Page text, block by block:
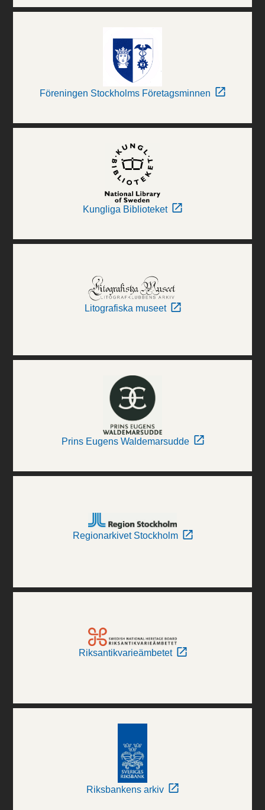
Föreningen Stockholms Företagsminnen
Kungliga Biblioteket
Litografiska museet
Prins Eugens Waldemarsudde
Regionarkivet Stockholm
Riksantikvarieämbetet
Riksbankens arkiv